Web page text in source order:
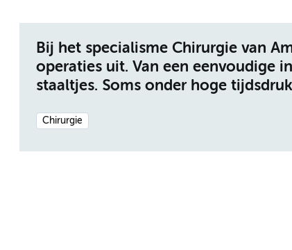
Bij het specialisme Chirurgie van
operaties uit. Van een eenvoudige
staaltjes. Soms onder hoge
Chirurgie